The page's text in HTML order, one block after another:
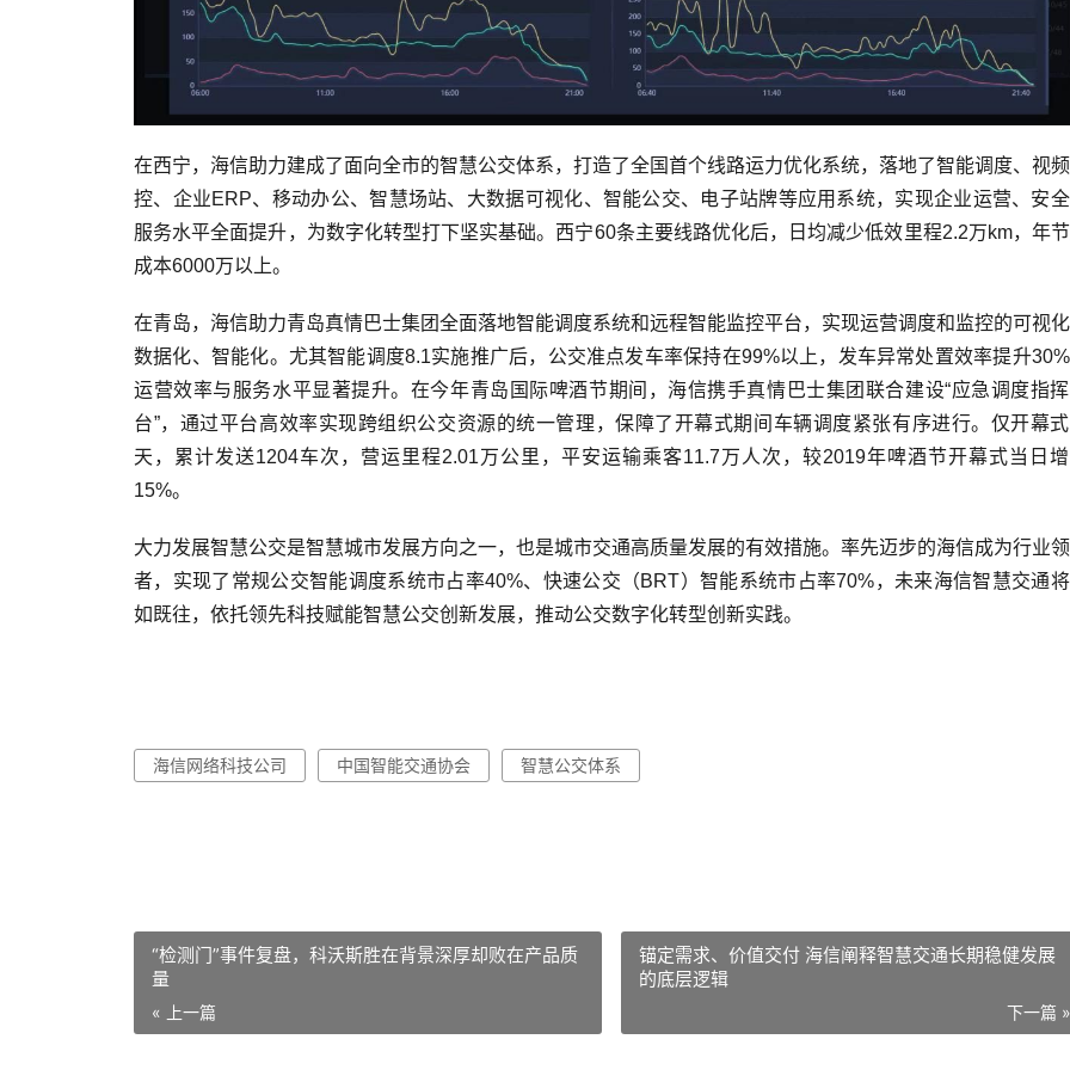
在西宁，海信助力建成了面向全市的智慧公交体系，打造了全国首个线路运力优化系统，落地了智能调度、视
控、企业ERP、移动办公、智慧场站、大数据可视化、智能公交、电子站牌等应用系统，实现企业运营、安全
服务水平全面提升，为数字化转型打下坚实基础。西宁60条主要线路优化后，日均减少低效里程2.2万km，年
成本6000万以上。
在青岛，海信助力青岛真情巴士集团全面落地智能调度系统和远程智能监控平台，实现运营调度和监控的可视化
数据化、智能化。尤其智能调度8.1实施推广后，公交准点发车率保持在99%以上，发车异常处置效率提升30%
运营效率与服务水平显著提升。在今年青岛国际啤酒节期间，海信携手真情巴士集团联合建设“应急调度指
台”，通过平台高效率实现跨组织公交资源的统一管理，保障了开幕式期间车辆调度紧张有序进行。仅开幕
天，累计发送1204车次，营运里程2.01万公里，平安运输乘客11.7万人次，较2019年啤酒节开幕式当日
15%。
大力发展智慧公交是智慧城市发展方向之一，也是城市交通高质量发展的有效措施。率先迈步的海信成为行业
者，实现了常规公交智能调度系统市占率40%、快速公交（BRT）智能系统市占率70%，未来海信智慧交通
如既往，依托领先科技赋能智慧公交创新发展，推动公交数字化转型创新实践。
海信网络科技公司 中国智能交通协会 智慧公交体系
“检测门”事件复盘，科沃斯胜在背景深厚却败在产品质
量
« 上一篇
锚定需求、价值交付 海信阐释智慧交通长期稳健发展
的底层逻辑
下一篇 »